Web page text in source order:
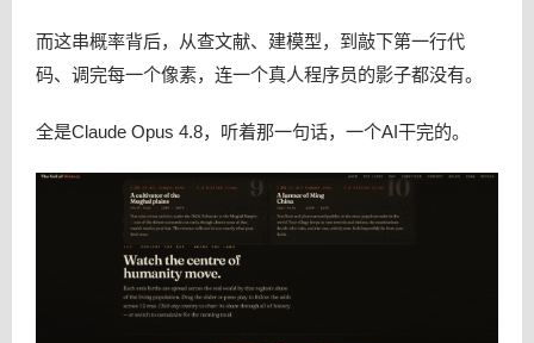
而这串概率背后，从查文献、建模型，到敲下第一行代
码、调完每一个像素，连一个真人程序员的影子都没有。
全是Claude Opus 4.8，听着那一句话，一个AI干完的。